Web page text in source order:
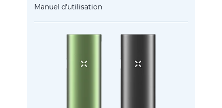
Manuel d'utilisation